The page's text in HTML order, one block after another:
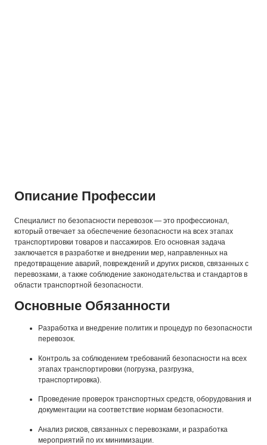
Описание Профессии
Специалист по безопасности перевозок — это профессионал,
который отвечает за обеспечение безопасности на всех этапах
транспортировки товаров и пассажиров. Его основная задача
заключается в разработке и внедрении мер, направленных на
предотвращение аварий, повреждений и других рисков, связанных с
перевозками, а также соблюдение законодательства и стандартов в
области транспортной безопасности.
Основные Обязанности
Разработка и внедрение политик и процедур по безопасности
перевозок.
Контроль за соблюдением требований безопасности на всех
этапах транспортировки (погрузка, разгрузка,
транспортировка).
Проведение проверок транспортных средств, оборудования и
документации на соответствие нормам безопасности.
Анализ рисков, связанных с перевозками, и разработка
мероприятий по их минимизации.